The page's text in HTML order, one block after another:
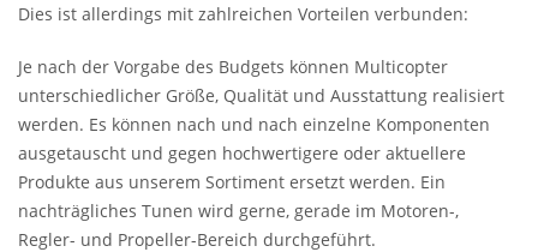
Dies ist allerdings mit zahlreichen Vorteilen verbunden:
Je nach der Vorgabe des Budgets können Multicopter
unterschiedlicher Größe, Qualität und Ausstattung realisiert
werden. Es können nach und nach einzelne Komponenten
ausgetauscht und gegen hochwertigere oder aktuellere
Produkte aus unserem Sortiment ersetzt werden. Ein
nachträgliches Tunen wird gerne, gerade im Motoren-,
Regler- und Propeller-Bereich durchgeführt.